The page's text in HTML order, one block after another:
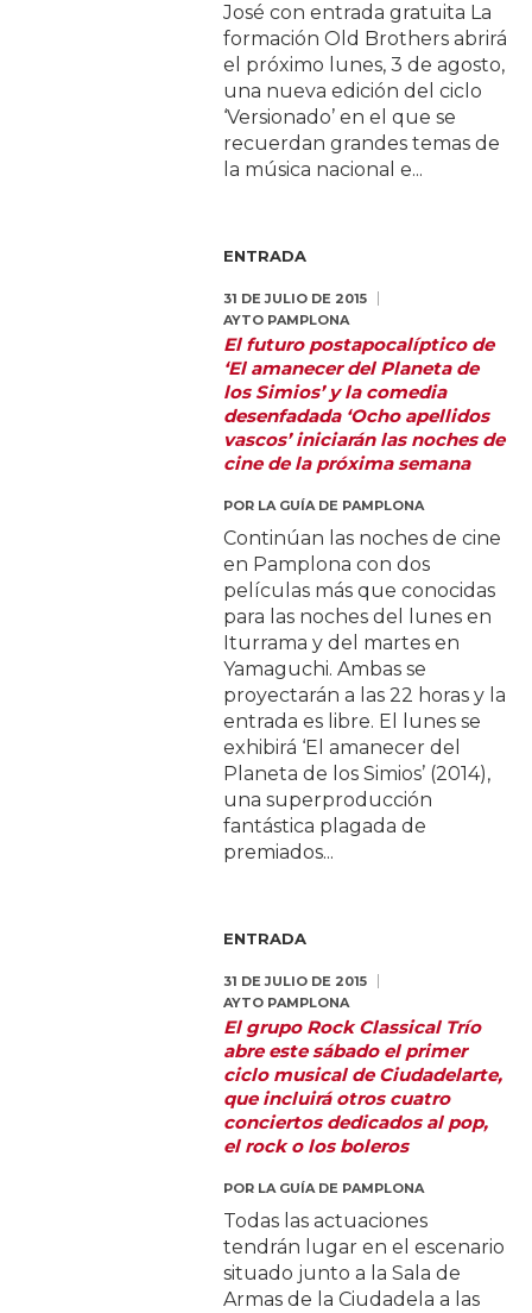
José con entrada gratuita La
formación Old Brothers abrirá
el próximo lunes, 3 de agosto,
una nueva edición del ciclo
‘Versionado’ en el que se
recuerdan grandes temas de
la música nacional e...
ENTRADA
31 DE JULIO DE 2015
AYTO PAMPLONA
El futuro postapocalíptico de
‘El amanecer del Planeta de
los Simios’ y la comedia
desenfadada ‘Ocho apellidos
vascos’ iniciarán las noches de
cine de la próxima semana
POR LA GUÍA DE PAMPLONA
Continúan las noches de cine
en Pamplona con dos
películas más que conocidas
para las noches del lunes en
Iturrama y del martes en
Yamaguchi. Ambas se
proyectarán a las 22 horas y la
entrada es libre. El lunes se
exhibirá ‘El amanecer del
Planeta de los Simios’ (2014),
una superproducción
fantástica plagada de
premiados...
ENTRADA
31 DE JULIO DE 2015
AYTO PAMPLONA
El grupo Rock Classical Trío
abre este sábado el primer
ciclo musical de Ciudadelarte,
que incluirá otros cuatro
conciertos dedicados al pop,
el rock o los boleros
POR LA GUÍA DE PAMPLONA
Todas las actuaciones
tendrán lugar en el escenario
situado junto a la Sala de
Armas de la Ciudadela a las